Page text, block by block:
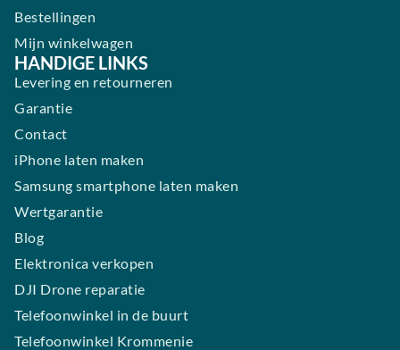
Bestellingen
Mijn winkelwagen
HANDIGE LINKS
Levering en retourneren
Garantie
Contact
iPhone laten maken
Samsung smartphone laten maken
Wertgarantie
Blog
Elektronica verkopen
DJI Drone reparatie
Telefoonwinkel in de buurt
Telefoonwinkel Krommenie